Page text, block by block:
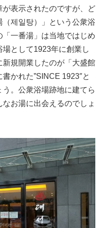
表示されたのですが、ど
제일탕）」という公衆浴
一番湯」は当地ではじめ
として1923年に創業し
規開業したのが「大盛館
かれた”SINCE 1923″と
。公衆浴場跡地に建てら
お湯に出会えるのでしょ